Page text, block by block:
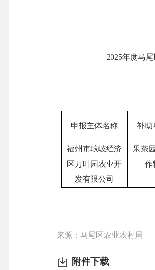
2025年度马尾
申报主体名称 补助
福州市琅岐经济
区万叶园农业开
发有限公司
果茶
作
来源：马尾区农业农村局
附件下载